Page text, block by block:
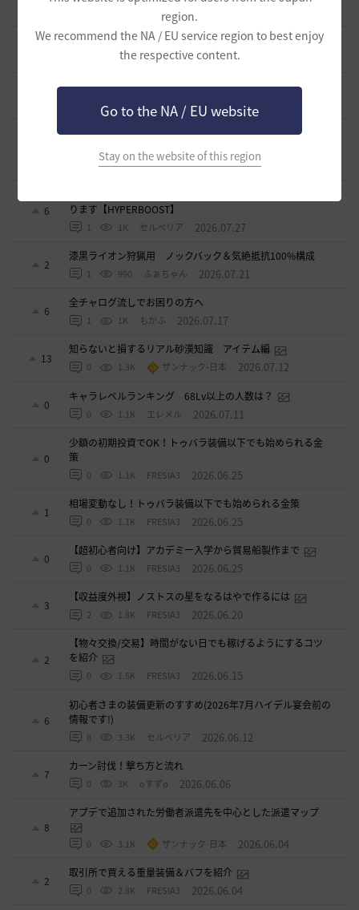
region.
We recommend the NA / EU service region to best enjoy
the respective content.
Go to the NA / EU website
Stay on the website of this region
ザンナック-日本
＜ジェピロスバフ＞予定時刻 8/ 2(日)～8/9（日）
692 エレメル 5 日前
【初心者さまへ】装備強化のやり方
716 セルベリア 5 日前
【初心者さまへ】装備更新の流れ（HYPERBOOST）
（2026/07/30～）
980 セルベリア 7 日前
6
ります【HYPERBOOST】
1 1K セルベリア 2026.07.27
2
漆黒ライオン狩猟用 ノックバック＆気絶抵抗100%構成
1 990 ふぁちゃん 2026.07.21
6
全チャログ流しでお困りの方へ
1 1K もかふ 2026.07.17
13
知らないと損するリアル砂漠知識 アイテム編
0 1.3K ザンナック-日本 2026.07.12
0
キャラレベルランキング 68Lv以上の人数は？
0 1.1K エレメル 2026.07.11
0
少額の初期投資でOK！トゥバラ装備以下でも始められる金
策
0 1.1K FRESIA3 2026.06.25
1
相場変動なし！トゥバラ装備以下でも始められる金策
0 1.1K FRESIA3 2026.06.25
0
【超初心者向け】アカデミー入学から貿易船製作まで
0 1.1K FRESIA3 2026.06.25
3
【収益度外視】ノストスの星をなるはやで作るには
2 1.8K FRESIA3 2026.06.20
2
【物々交換/交易】時間がない日でも稼げるようにするコツ
を紹介
0 1.6K FRESIA3 2026.06.15
6
初心者さまの装備更新のすすめ(2026年7月ハイデル宴会前の
情報です!)
8 3.3K セルベリア 2026.06.12
7
カーン討伐！撃ち方と流れ
0 3K oすずo 2026.06.06
8
アプデで追加された労働者派遣先を中心とした派遣マップ
0 3.1K ザンナック-日本 2026.06.04
2
取引所で買える重量装備＆バフを紹介
0 2.8K FRESIA3 2026.06.04